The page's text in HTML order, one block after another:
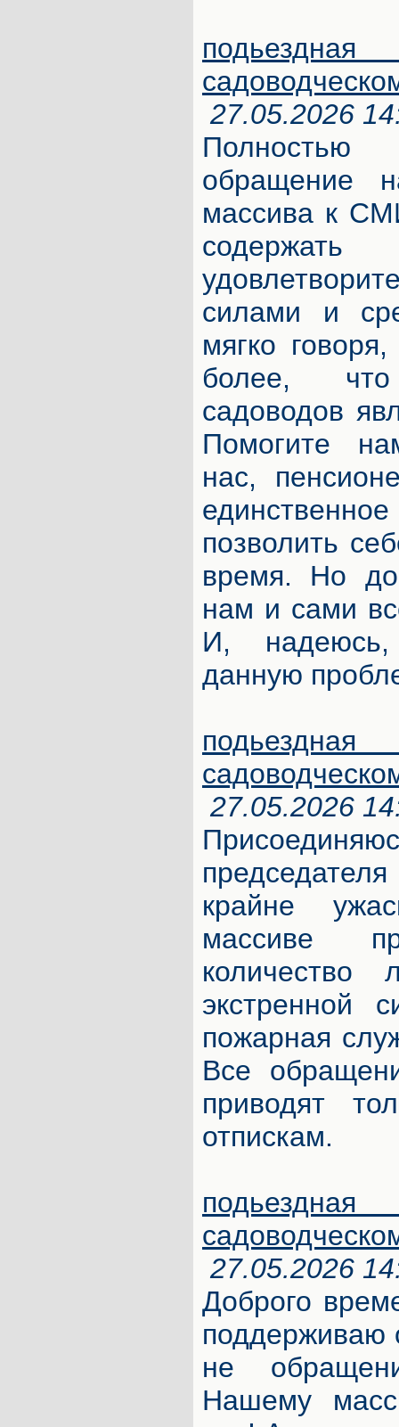
27.05.2026
обращение
массива к
силами и
мягко
более,
садоводов
Помогите
нас,
позволить
время. Но
нам и сами
И,
данную
27.05.2026
крайне
массиве
экстренной
пожарная
Все
приводят
отпискам.
27.05.2026
Доброго
поддерживаю
не
Нашему